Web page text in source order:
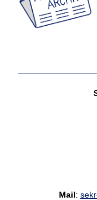
Mail: